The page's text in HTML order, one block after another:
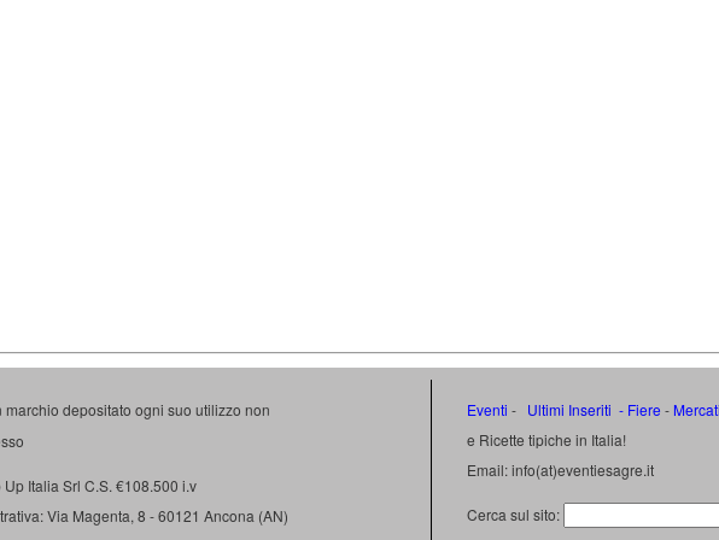
marchio depositato ogni suo utilizzo non
Italia Srl C.S. €108.500 i.v
Via Magenta, 8 - 60121 Ancona (AN)
Eventi - Ultimi Inseriti - Fiere -
e Ricette tipiche in Italia!
Email: info(at)eventiesagre.it
Cerca sul sito: